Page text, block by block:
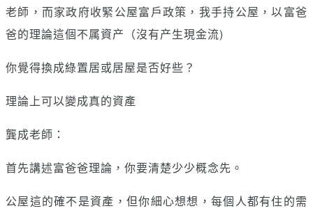
老師，而家政府收緊公屋富戶政策，我手持公屋，以富爸
爸的理論這個不属資产（沒有产生現金流)
你覺得換成綠置居或居屋是否好些？
理論上可以變成真的資產
龔成老師：
首先講述富爸爸理論，你要清楚少少概念先。
公屋這的確不是資產，但你細心想想，每個人都有住的需